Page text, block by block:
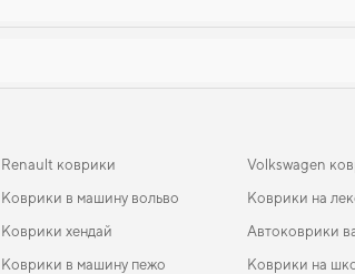
Renault коврики
Коврики в машину вольво
Коврики хендай
Коврики в машину пежо
Volkswagen
Коврики на
Автоковрики
Коврики на